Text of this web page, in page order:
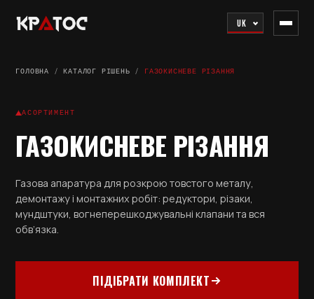
UK
ГОЛОВНА /КАТАЛОГ РІШЕНЬ / ГАЗОКИСНЕВЕ РІЗАННЯ
АСОРТИМЕНТ
ГАЗОКИСНЕВЕ РІЗАННЯ
Газова апаратура для розкрою товстого металу,
демонтажу і монтажних робіт: редуктори, різаки,
мундштуки, вогнеперешкоджувальні клапани та вся
обв’язка.
ПІДІБРАТИ КОМПЛЕКТ